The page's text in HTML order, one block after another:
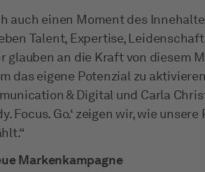
auch einen Moment des
Talent, Expertise,
glauben an die Kraft von diesem
das eigene Potenzial zu
& Digital und Carla
Focus. Go.‘ zeigen wir, wie unsere
Markenkampagne